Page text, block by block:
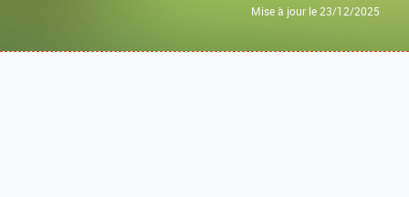
Mise à jour le 23/12/2025